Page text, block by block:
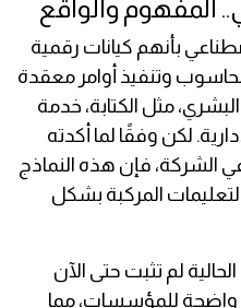
المفهوم والواقع
بأنهم كيانات رقمية
وتنفيذ أوامر معقدة
مثل الكتابة، خدمة
لكن وفقًا لما أكدته
في الشركة، فإن هذه النماذج
المركبة بشكل
لم تثبت حتى الآن
واضحة للمؤسسات، مما